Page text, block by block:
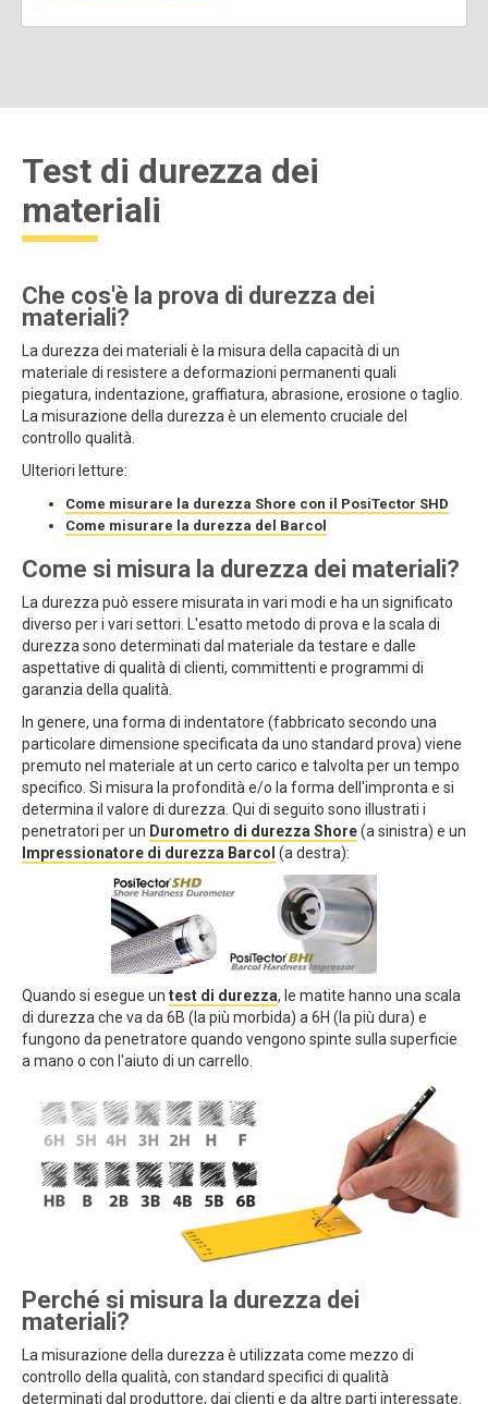
Test di durezza dei
materiali
Che cos'è la prova di durezza dei
materiali?
La durezza dei materiali è la misura della capacità di un
materiale di resistere a deformazioni permanenti quali
piegatura, indentazione, graffiatura, abrasione, erosione o taglio.
La misurazione della durezza è un elemento cruciale del
controllo qualità.
Ulteriori letture:
Come misurare la durezza Shore con il PosiTector SHD
Come misurare la durezza del Barcol
Come si misura la durezza dei materiali?
La durezza può essere misurata in vari modi e ha un significato
diverso per i vari settori. L'esatto metodo di prova e la scala di
durezza sono determinati dal materiale da testare e dalle
aspettative di qualità di clienti, committenti e programmi di
garanzia della qualità.
In genere, una forma di indentatore (fabbricato secondo una
particolare dimensione specificata da uno standard prova) viene
premuto nel materiale at un certo carico e talvolta per un tempo
specifico. Si misura la profondità e/o la forma dell'impronta e si
determina il valore di durezza. Qui di seguito sono illustrati i
penetratori per un Durometro di durezza Shore(a sinistra) e un
Impressionatore di durezza Barcol (a destra):
Quando si esegue un test di durezza, le matite hanno una scala
di durezza che va da 6B (la più morbida) a 6H (la più dura) e
fungono da penetratore quando vengono spinte sulla superficie
a mano o con l'aiuto di un carrello.
Perché si misura la durezza dei
materiali?
La misurazione della durezza è utilizzata come mezzo di
controllo della qualità, con standard specifici di qualità
determinati dal produttore, dai clienti e da altre parti interessate.